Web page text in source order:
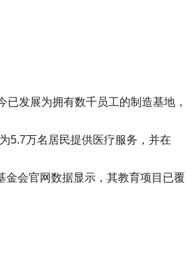
发展为拥有数千员工的制造基地，
5.7万名居民提供医疗服务，并在
金会官网数据显示，其教育项目已覆